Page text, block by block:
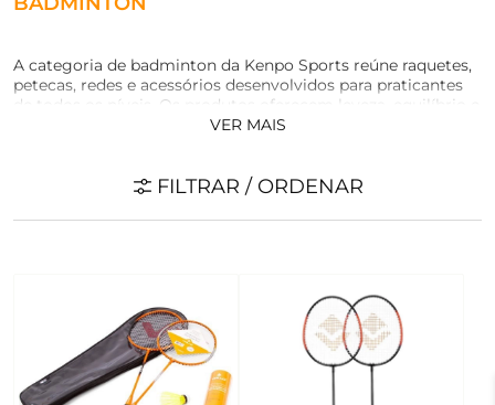
A categoria de badminton da Kenpo Sports reúne raquetes,
petecas, redes e acessórios desenvolvidos para praticantes
de todos os níveis. Os produtos oferecem leveza, equilíbrio e
durabilidade, proporcionando maior controle e velocidade
com técnica e agilidade.
VER MAIS
FILTRAR / ORDENAR